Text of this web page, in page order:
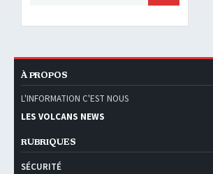
À PROPOS
L'INFORMATION C'EST NOUS
LES VOLCANS NEWS
RUBRIQUES
SÉCURITÉ